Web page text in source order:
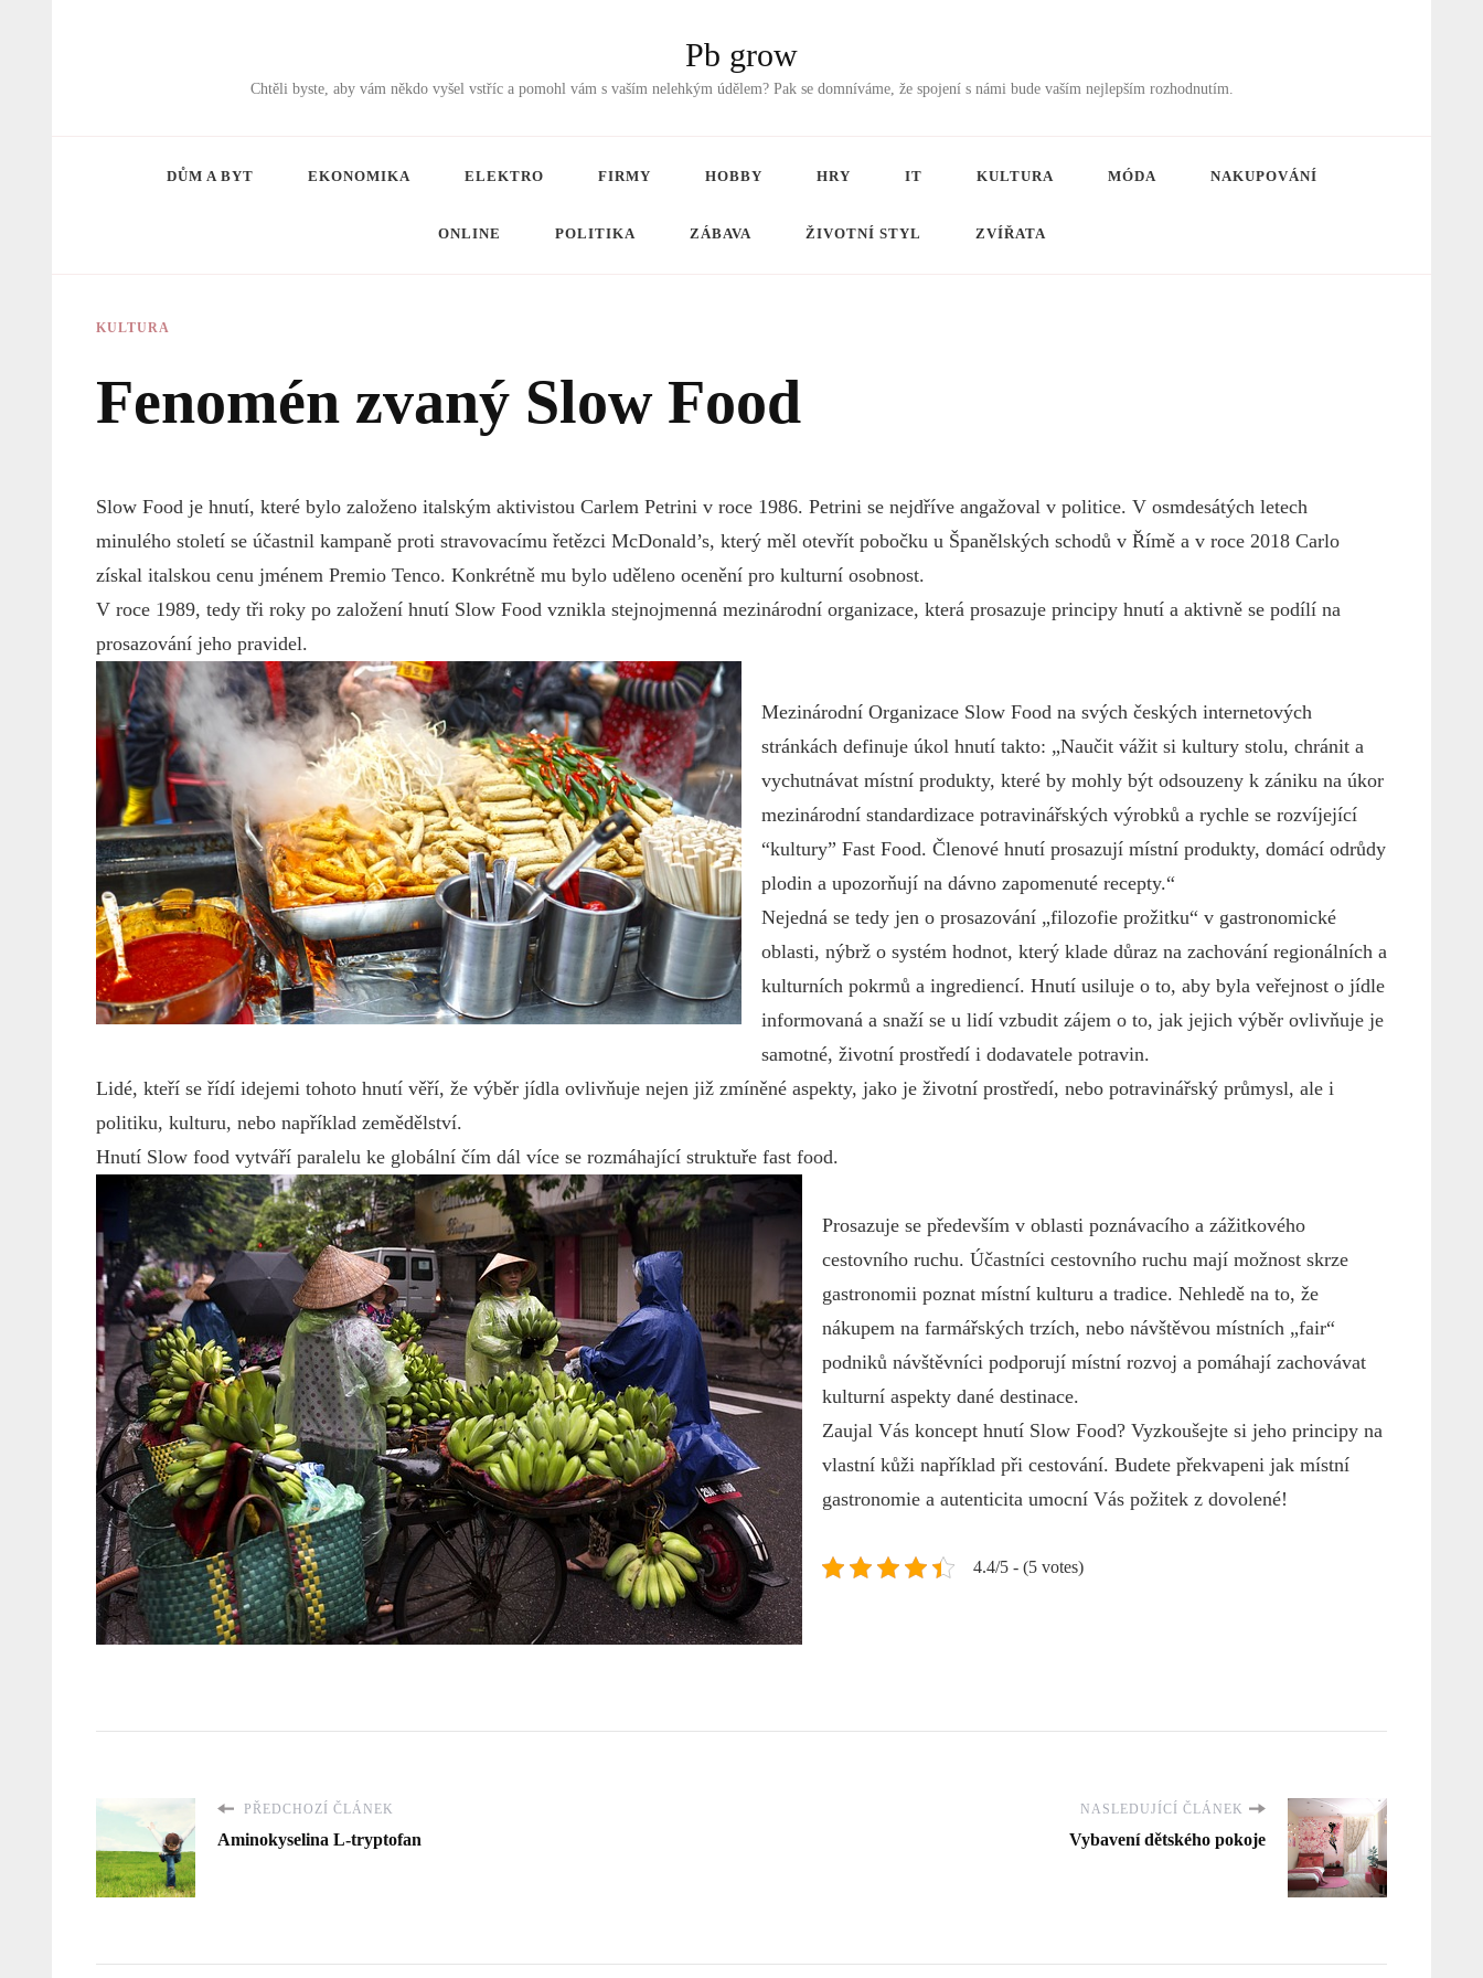
Pb grow
Chtěli byste, aby vám někdo vyšel vstříc a pomohl vám s vaším nelehkým údělem? Pak se domníváme, že spojení s námi bude vaším nejlepším rozhodnutím.
DŮM A BYT EKONOMIKA ELEKTRO FIRMY HOBBY HRY IT KULTURA MÓDA NAKUPOVÁNÍ
ONLINE POLITIKA ZÁBAVA ŽIVOTNÍ STYL ZVÍŘATA
KULTURA
Fenomén zvaný Slow Food
Slow Food je hnutí, které bylo založeno italským aktivistou Carlem Petrini v roce 1986. Petrini se nejdříve angažoval v politice. V osmdesátých letech
minulého století se účastnil kampaně proti stravovacímu řetězci McDonald’s, který měl otevřít pobočku u Španělských schodů v Římě a v roce 2018 Carlo
získal italskou cenu jménem Premio Tenco. Konkrétně mu bylo uděleno ocenění pro kulturní osobnost.
V roce 1989, tedy tři roky po založení hnutí Slow Food vznikla stejnojmenná mezinárodní organizace, která prosazuje principy hnutí a aktivně se podílí na
prosazování jeho pravidel.
Mezinárodní Organizace Slow Food na svých českých internetových
stránkách definuje úkol hnutí takto: „Naučit vážit si kultury stolu, chránit a
vychutnávat místní produkty, které by mohly být odsouzeny k zániku na úkor
mezinárodní standardizace potravinářských výrobků a rychle se rozvíjející
“kultury” Fast Food. Členové hnutí prosazují místní produkty, domácí odrůdy
plodin a upozorňují na dávno zapomenuté recepty.“
Nejedná se tedy jen o prosazování „filozofie prožitku“ v gastronomické
oblasti, nýbrž o systém hodnot, který klade důraz na zachování regionálních a
kulturních pokrmů a ingrediencí. Hnutí usiluje o to, aby byla veřejnost o jídle
informovaná a snaží se u lidí vzbudit zájem o to, jak jejich výběr ovlivňuje je
samotné, životní prostředí i dodavatele potravin.
Lidé, kteří se řídí idejemi tohoto hnutí věří, že výběr jídla ovlivňuje nejen již zmíněné aspekty, jako je životní prostředí, nebo potravinářský průmysl, ale i
politiku, kulturu, nebo například zemědělství.
Hnutí Slow food vytváří paralelu ke globální čím dál více se rozmáhající struktuře fast food.
Prosazuje se především v oblasti poznávacího a zážitkového
cestovního ruchu. Účastníci cestovního ruchu mají možnost skrze
gastronomii poznat místní kulturu a tradice. Nehledě na to, že
nákupem na farmářských trzích, nebo návštěvou místních „fair“
podniků návštěvníci podporují místní rozvoj a pomáhají zachovávat
kulturní aspekty dané destinace.
Zaujal Vás koncept hnutí Slow Food? Vyzkoušejte si jeho principy na
vlastní kůži například při cestování. Budete překvapeni jak místní
gastronomie a autenticita umocní Vás požitek z dovolené!
4.4/5 - (5 votes)
PŘEDCHOZÍ ČLÁNEK
Aminokyselina L-tryptofan
NASLEDUJÍCÍ ČLÁNEK
Vybavení dětského pokoje